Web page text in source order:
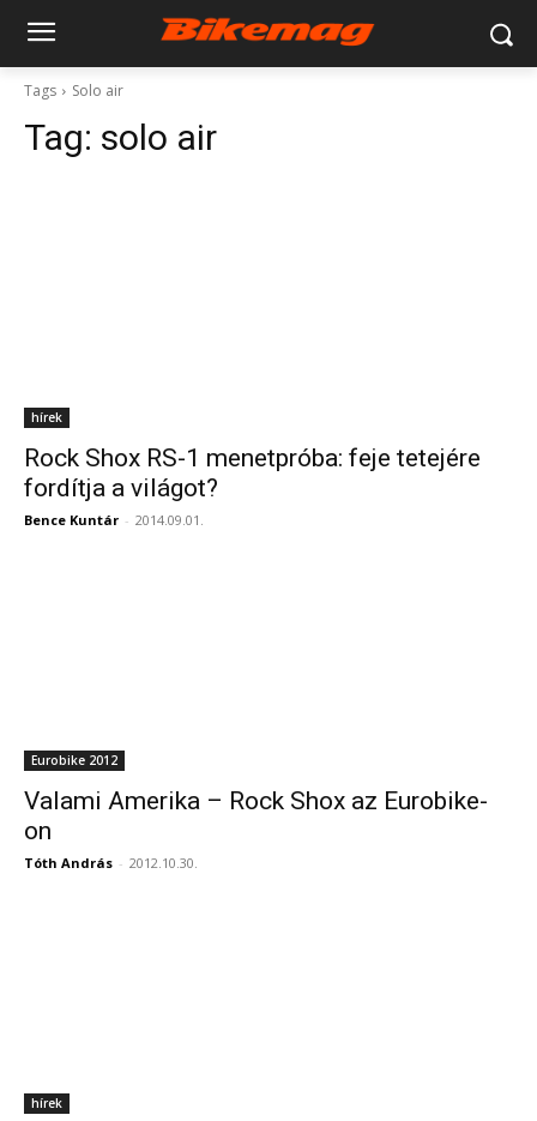
Tags Solo air
Tag: solo air
hírek
Rock Shox RS-1 menetpróba: feje tetejére
fordítja a világot?
Bence Kuntár - 2014.09.01.
Eurobike 2012
Valami Amerika – Rock Shox az Eurobike-
on
Tóth András - 2012.10.30.
hírek